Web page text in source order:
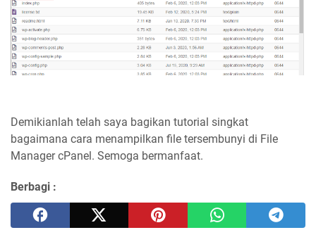
Demikianlah telah saya bagikan tutorial singkat
bagaimana cara menampilkan file tersembunyi di File
Manager cPanel. Semoga bermanfaat.
Berbagi :